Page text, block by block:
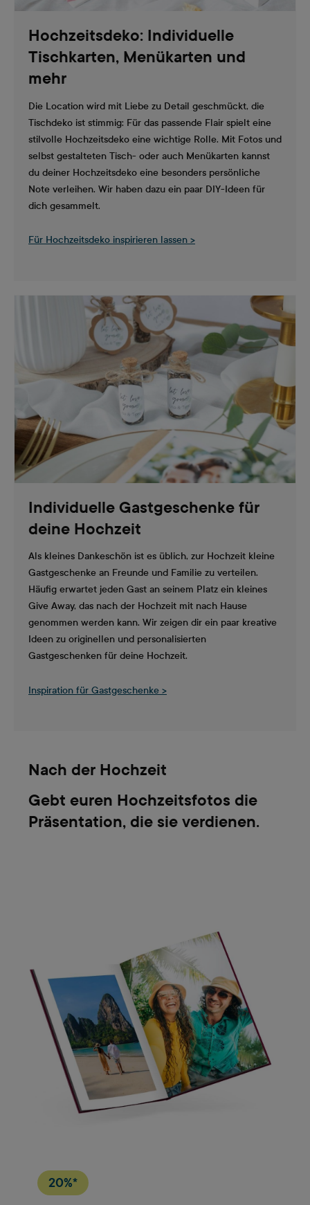
Hochzeitsdeko: Individuelle
Tischkarten, Menükarten und
mehr
Die Location wird mit Liebe zu Detail geschmückt, die
Tischdeko ist stimmig: Für das passende Flair spielt eine
stilvolle Hochzeitsdeko eine wichtige Rolle. Mit Fotos und
selbst gestalteten Tisch- oder auch Menükarten kannst
du deiner Hochzeitsdeko eine besonders persönliche
Note verleihen. Wir haben dazu ein paar DIY-Ideen für
dich gesammelt.
Für Hochzeitsdeko inspirieren lassen >
Individuelle Gastgeschenke für
deine Hochzeit
Als kleines Dankeschön ist es üblich, zur Hochzeit kleine
Gastgeschenke an Freunde und Familie zu verteilen.
Häufig erwartet jeden Gast an seinem Platz ein kleines
Give Away, das nach der Hochzeit mit nach Hause
genommen werden kann. Wir zeigen dir ein paar kreative
Ideen zu originellen und personalisierten
Gastgeschenken für deine Hochzeit.
Inspiration für Gastgeschenke >
Nach der Hochzeit
Gebt euren Hochzeitsfotos die
Präsentation, die sie verdienen.
20%*